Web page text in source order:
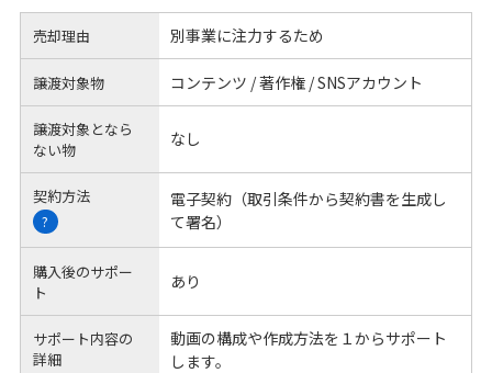
売却理由 別事業に注力するため
譲渡対象物 コンテンツ / 著作権 / SNSアカウント
譲渡対象となら
ない物
なし
契約方法
?
電子契約（取引条件から契約書を生成し
て署名）
購入後のサポー
ト
あり
サポート内容の
詳細
動画の構成や作成方法を１からサポート
します。